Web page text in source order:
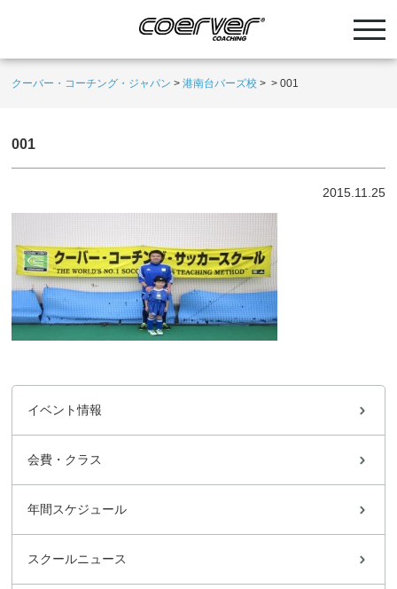
クーバー・コーチング・ジャパン >港南台バーズ校 > >001
001
2015.11.25
イベント情報
会費・クラス
年間スケジュール
スクールニュース